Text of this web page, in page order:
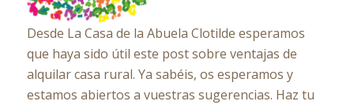
Desde La Casa de la Abuela Clotilde esperamos
que haya sido útil este post sobre ventajas de
alquilar casa rural. Ya sabéis, os esperamos y
estamos abiertos a vuestras sugerencias. Haz tu